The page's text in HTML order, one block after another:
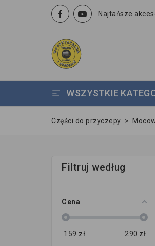
Najtańsze
WSZYSTKIE
Części do przyczepy >
Filtruj według
Cena
159 zł 290 zł